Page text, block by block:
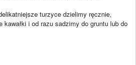
turzyce dzielimy ręcznie,
kawałki i od razu sadzimy do gruntu lub do